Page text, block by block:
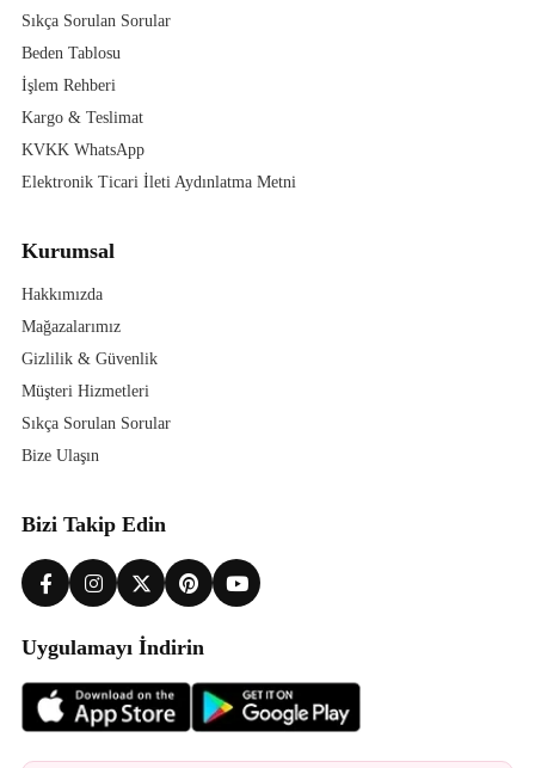
Sıkça Sorulan Sorular
Beden Tablosu
İşlem Rehberi
Kargo & Teslimat
KVKK WhatsApp
Elektronik Ticari İleti Aydınlatma Metni
Kurumsal
Hakkımızda
Mağazalarımız
Gizlilik & Güvenlik
Müşteri Hizmetleri
Sıkça Sorulan Sorular
Bize Ulaşın
Bizi Takip Edin
Uygulamayı İndirin